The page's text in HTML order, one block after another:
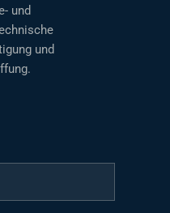
und
und